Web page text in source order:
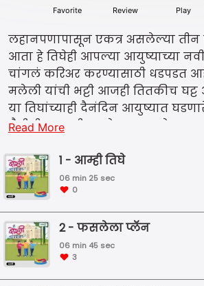
Favorite Review Play
लहानपणापासून एकत्र असलेल्या तीन
आता हे तिघेही आपल्या आयुष्याच्या
चांगलं करिअर करण्यासाठी धडपडत
मलेली यांची भट्टी आजही तितकीच
या तिघांच्याही दैनंदिन आयुष्यात
मैत्रीची नवनवीन रूपे दाखवणारे
मैत्रीच्या आठवणींना थोडं जागं करूया.
Read More
1 - आम्ही तिघे
06 min 25 sec
0
2 - फसलेला प्लॅन
06 min 45 sec
3